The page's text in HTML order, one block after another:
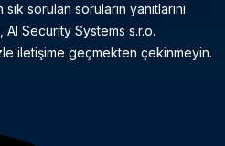
sorulan soruların yanıtlarını
AI Security Systems s.r.o.
iletişime geçmekten çekinmeyin.